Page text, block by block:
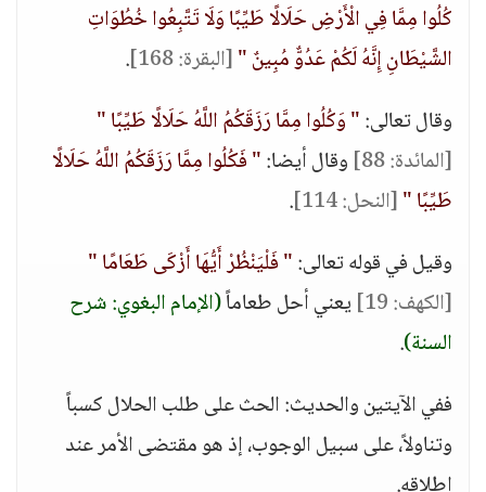
كُلُوا مِمَّا فِي الْأَرْضِ حَلَالًا طَيِّبًا وَلَا تَتَّبِعُوا خُطُوَاتِ
الشَّيْطَانِ إِنَّهُ لَكُمْ عَدُوٌّ مُبِينٌ "[البقرة: 168]
.
وقال تعالى:" وَكُلُوا مِمَّا رَزَقَكُمُ اللَّهُ حَلَالًا طَيِّبًا "
[المائدة: 88]
وقال أيضا:" فَكُلُوا مِمَّا رَزَقَكُمُ اللَّهُ حَلَالًا
طَيِّبًا "[النحل: 114]
.
وقيل في قوله تعالى:" فَلْيَنْظُرْ أَيُّهَا أَزْكَى طَعَامًا "
[الكهف: 19]
يعني أحل طعاماً(الإمام البغوي: شرح
السنة).
ففي الآيتين والحديث: الحث على طلب الحلال كسباً
وتناولاً، على سبيل الوجوب، إذ هو مقتضى الأمر عند